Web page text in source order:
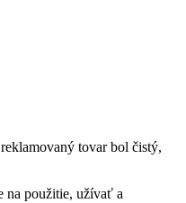
tovar bol čistý,
na použitie, užívať a